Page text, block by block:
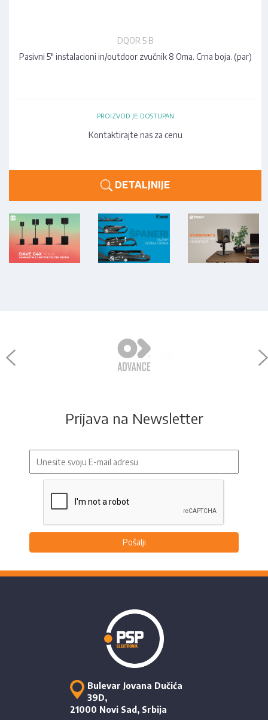
DQOR 5 B
Pasivni 5" instalacioni in/outdoor zvučnik 8 Oma. Crna boja. (par)
PROIZVOD JE DOSTUPAN
Kontaktirajte nas za cenu
DETALJNIJE
Prijava na Newsletter
Pošalji
Bulevar Jovana Dučića
39D,
21000 Novi Sad, Srbija